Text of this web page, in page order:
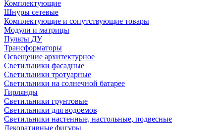
Комплектующие
Шнуры сетевые
Комплектующие и сопутствующие товары
Модули и матрицы
Пульты ДУ
Трансформаторы
Освещение архитектурное
Светильники фасадные
Светильники тротуарные
Светильники на солнечной батарее
Гирлянды
Светильники грунтовые
Светильники для водоемов
Светильники настенные, настольные, подвесные
Декоративные фигуры